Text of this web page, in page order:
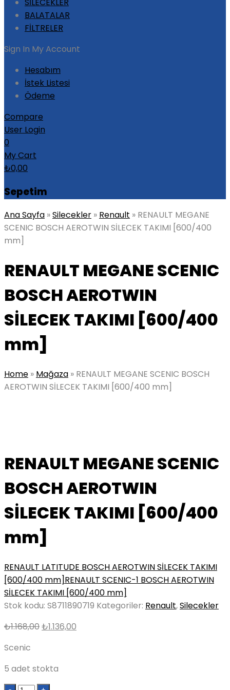
BALATALAR
FİLTRELER
Sign In My Account
Hesabım
İstek Listesi
Ödeme
Compare
User Login
0
My Cart
₺0,00
Sepetim
Ana Sayfa »Silecekler » Renault » RENAULT MEGANE
SCENIC BOSCH AEROTWIN SİLECEK TAKIMI [600/400
mm]
RENAULT MEGANE SCENIC
BOSCH AEROTWIN
SİLECEK TAKIMI [600/400
mm]
Home » Mağaza » RENAULT MEGANE SCENIC BOSCH
AEROTWIN SİLECEK TAKIMI [600/400 mm]
RENAULT MEGANE SCENIC
BOSCH AEROTWIN
SİLECEK TAKIMI [600/400
mm]
RENAULT LATITUDE BOSCH AEROTWIN SİLECEK TAKIMI
[600/400 mm]RENAULT SCENIC-1 BOSCH AEROTWIN
SİLECEK TAKIMI [600/400 mm]
Stok kodu: S8711890719 Kategoriler: Renault,Silecekler
₺1.168,00Orijinal
₺1.136,00
Scenic
5 adet stokta